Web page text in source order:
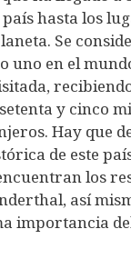
hasta los
Se
uno en el
y cinco
Hay que
de este
los
así
importancia